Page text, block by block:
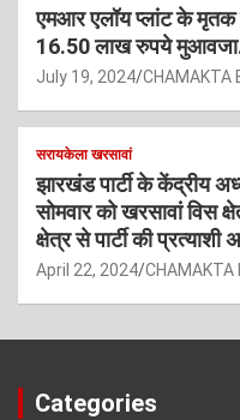
एमआर एलॉय प्लांट के मृतक
16.50 लाख रुपये
July 19, 2024 CHAMAKTA
सरायकेला खरसावां
झारखंड पार्टी के केंद्रीय
सोमवार को खरसावां विस
क्षेत्र से पार्टी की
April 22, 2024 CHAMAKTA
Categories